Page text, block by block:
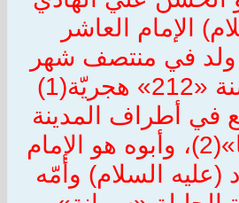
الإمام العاشر
ولد في منتصف شهر
ذي الحجة سنة «212» هجريّة(1)
في أطراف المدينة
يسمّى «صريا»(2)، وأبوه هو الإمام
(عليه السلام) وأمّه